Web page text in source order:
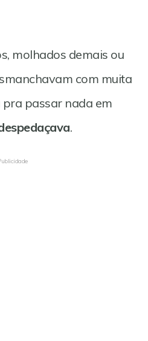
molhados demais ou
com muita
passar nada em
.